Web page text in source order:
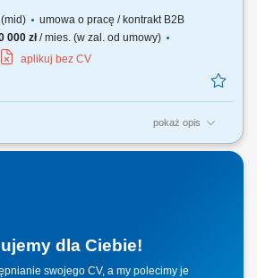
umowa o pracę / kontrakt B2B
000 zł/ mies. (w zal. od umowy)
aplikuj bez CV
pokaż opis
Aktywne pozyskiwanie nowych klientów
Budowanie i rozwijanie długofalowych relacji
spotkań handlowych i prezentacji oferty firmy;
dla Ciebie!
swojego CV, a my polecimy je